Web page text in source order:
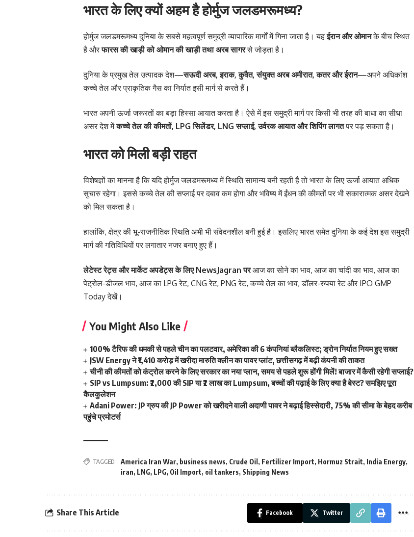
भारत के लिए क्यों अहम है होर्मुज जलडमरूमध्य?
होर्मुज जलडमरूमध्य दुनिया के सबसे महत्वपूर्ण समुद्री व्यापारिक मार्गों में गिना जाता है। यहईरान और ओमानके बीच स्थित
है औरफारस की खाड़ी को ओमान की खाड़ी तथा अरब सागरसे जोड़ता है।
दुनिया के प्रमुख तेल उत्पादक देश—सऊदी अरब, इराक, कुवैत, संयुक्त अरब अमीरात, कतर और ईरान—अपने अधिकांश
कच्चे तेल और प्राकृतिक गैस का निर्यात इसी मार्ग से करते हैं।
भारत अपनी ऊर्जा जरूरतों का बड़ा हिस्सा आयात करता है। ऐसे में इस समुद्री मार्ग पर किसी भी तरह की बाधा का सीधा
असर देश मेंकच्चे तेल की कीमतों, LPG सिलेंडर, LNG सप्लाई, उर्वरक आयात और शिपिंग लागतपर पड़ सकता है।
भारत को मिली बड़ी राहत
विशेषज्ञों का मानना है कि यदि होर्मुज जलडमरूमध्य में स्थिति सामान्य बनी रहती है तो भारत के लिए ऊर्जा आयात अधिक
सुचारु रहेगा। इससे कच्चे तेल की सप्लाई पर दबाव कम होगा और भविष्य में ईंधन की कीमतों पर भी सकारात्मक असर देखने
को मिल सकता है।
हालांकि, क्षेत्र की भू-राजनीतिक स्थिति अभी भी संवेदनशील बनी हुई है। इसलिए भारत समेत दुनिया के कई देश इस समुद्री
मार्ग की गतिविधियों पर लगातार नजर बनाए हुए हैं।
लेटेस्ट रेट्स और मार्केट अपडेट्स के लिए NewsJagran पर आज का सोने का भाव, आज का चांदी का भाव, आज का
पेट्रोल-डीजल भाव, आज का LPG रेट, CNG रेट, PNG रेट,कच्चे तेल का भाव,डॉलर-रुपया रेटऔर IPO GMP
Todayदेखें।
You Might Also Like
100% टैरिफ की धमकी से पहले चीन का पलटवार, अमेरिका की 6 कंपनियां ब्लैकलिस्ट; ड्रोन निर्यात नियम हुए सख्त
JSW Energy ने ₹1,410 करोड़ में खरीदा मारुति क्लीन का पावर प्लांट, छत्तीसगढ़ में बढ़ी कंपनी की ताकत
चीनी की कीमतों को कंट्रोल करने के लिए सरकार का नया प्लान, समय से पहले शुरू होंगी मिलें! बाजार में कैसी रहेगी सप्लाई?
SIP vs Lumpsum: ₹2,000 की SIP या ₹2 लाख का Lumpsum, बच्चों की पढ़ाई के लिए क्या है बेस्ट? समझिए पूरा
कैलकुलेशन
Adani Power: JP ग्रुप की JP Power को खरीदने वाली अदाणी पावर ने बढ़ाई हिस्सेदारी, 75% की सीमा के बेहद करीब
पहुंचे प्रमोटर्स
TAGGED: America Iran War, business news, Crude Oil , Fertilizer Import, Hormuz Strait, India Energy,
iran, LNG, LPG, Oil Import, oil tankers, Shipping News
Share This Article Facebook Twitter